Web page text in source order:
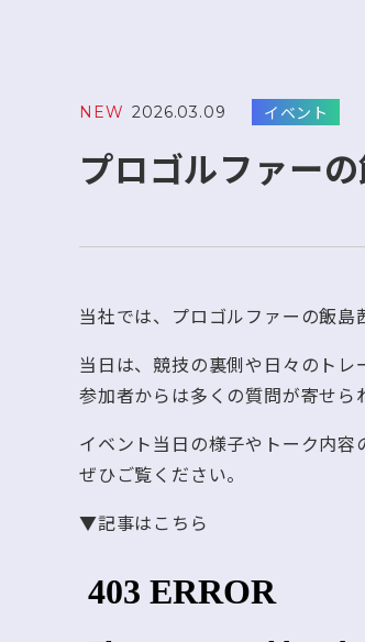
NEW 2026.03.09 イベント
プロゴルファー
当社では、プロゴルファーの飯島
当日は、競技の裏側や日々のトレ
参加者からは多くの質問が寄せら
イベント当日の様子やトーク内
ぜひご覧ください。
▼記事はこちら